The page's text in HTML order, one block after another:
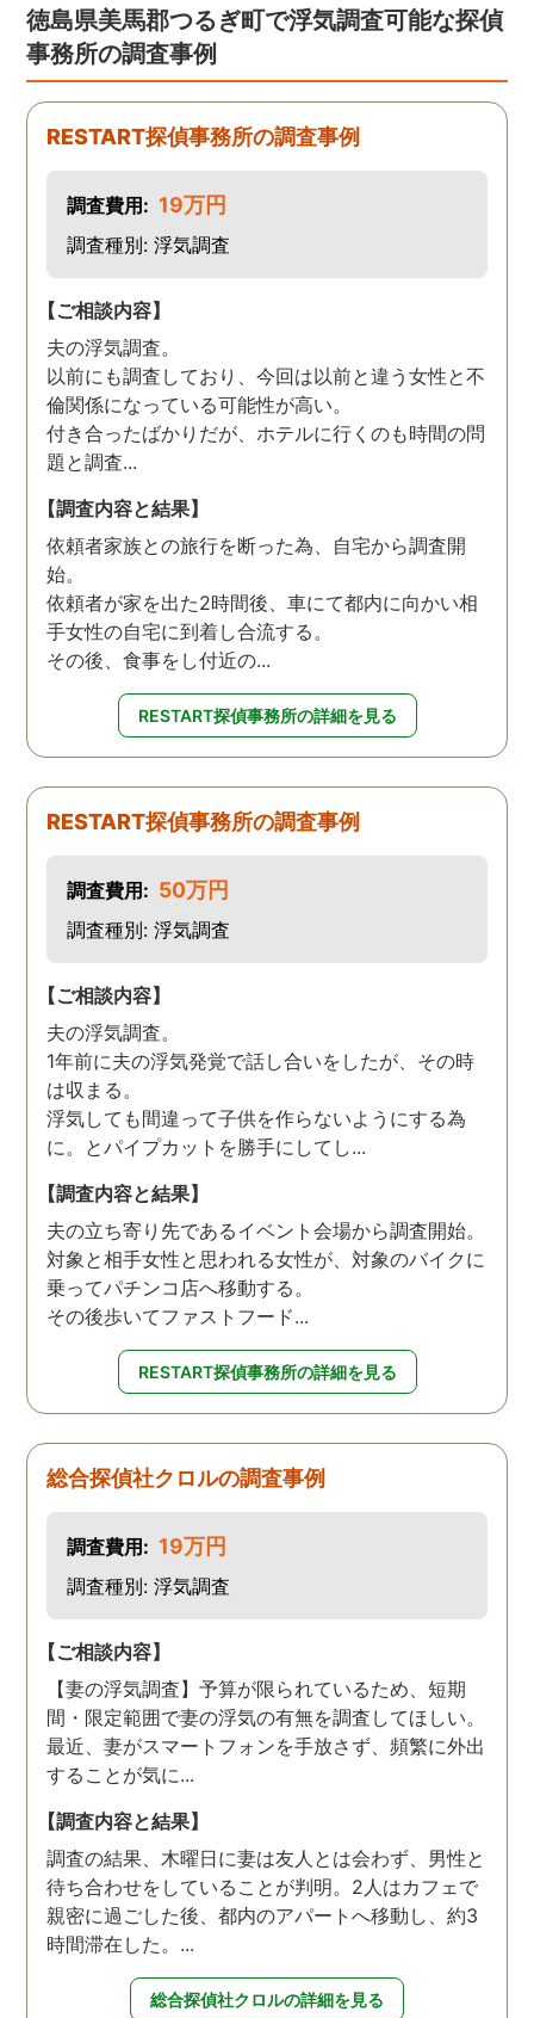
で本当に色々と教えてくだ
さり、よくないことはしっ
かり注意してくださる方で
した。本当に感謝してま
す。また分からない事があ
願いします。 この度はあり
がとうございました！！
徳島県美馬郡つるぎ町で浮気調査可能な探偵
事務所の調査事例
RESTART探偵事務所の調査事例
調査費用: 19万円
調査種別: 浮気調査
【ご相談内容】
夫の浮気調査。
以前にも調査しており、今回は以前と違う女性と不
倫関係になっている可能性が高い。
付き合ったばかりだが、ホテルに行くのも時間の問
題と調査...
【調査内容と結果】
依頼者家族との旅行を断った為、自宅から調査開
始。
依頼者が家を出た2時間後、車にて都内に向かい相
手女性の自宅に到着し合流する。
その後、食事をし付近の...
RESTART探偵事務所の詳細を見る
RESTART探偵事務所の調査事例
調査費用: 50万円
調査種別: 浮気調査
【ご相談内容】
夫の浮気調査。
1年前に夫の浮気発覚で話し合いをしたが、その時
は収まる。
浮気しても間違って子供を作らないようにする為
に。とパイプカットを勝手にしてし...
【調査内容と結果】
夫の立ち寄り先であるイベント会場から調査開始。
対象と相手女性と思われる女性が、対象のバイクに
乗ってパチンコ店へ移動する。
その後歩いてファストフード...
RESTART探偵事務所の詳細を見る
総合探偵社クロルの調査事例
調査費用: 19万円
調査種別: 浮気調査
【ご相談内容】
【妻の浮気調査】予算が限られているため、短期
間・限定範囲で妻の浮気の有無を調査してほしい。
最近、妻がスマートフォンを手放さず、頻繁に外出
することが気に...
【調査内容と結果】
調査の結果、木曜日に妻は友人とは会わず、男性と
待ち合わせをしていることが判明。2人はカフェで
親密に過ごした後、都内のアパートへ移動し、約3
時間滞在した。...
総合探偵社クロルの詳細を見る